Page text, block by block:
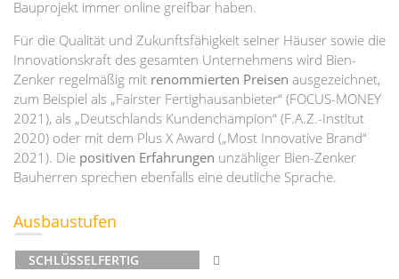
Bauprojekt immer online greifbar haben.
Für die Qualität und Zukunftsfähigkeit seiner Häuser sowie die
Innovationskraft des gesamten Unternehmens wird Bien-
Zenker regelmäßig mit renommierten Preisen ausgezeichnet,
zum Beispiel als „Fairster Fertighausanbieter“ (FOCUS-MONEY
2021), als „Deutschlands Kundenchampion“ (F.A.Z.-Institut
2020) oder mit dem Plus X Award („Most Innovative Brand“
2021). Die positiven Erfahrungen unzähliger Bien-Zenker
Bauherren sprechen ebenfalls eine deutliche Sprache.
Ausbaustufen
SCHLÜSSELFERTIG